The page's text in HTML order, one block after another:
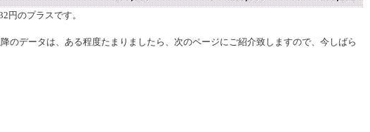
円のプラスです。
のデータは、ある程度たまりましたら、次のページにご紹介致しますので、今しばら